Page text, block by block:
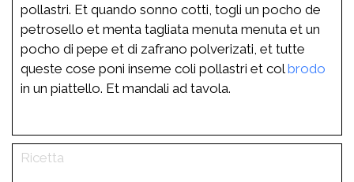
pollastri. Et quando sonno cotti, togli un pocho de
petrosello et menta tagliata menuta menuta et un
pocho di pepe et di zafrano polverizati, et tutte
queste cose poni inseme coli pollastri et colbrodo
in un piattello. Et mandali ad tavola.